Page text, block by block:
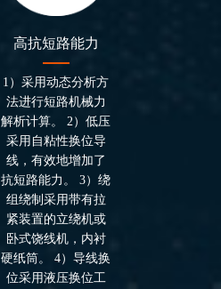
高抗短路能力
1）采用动态分析方
法进行短路机械力
解析计算。 2）低压
采用自粘性换位导
线，有效地增加了
抗短路能力。 3）绕
组绕制采用带有拉
紧装置的立绕机或
卧式饶线机，内衬
硬纸筒。 4）导线换
位采用液压换位工